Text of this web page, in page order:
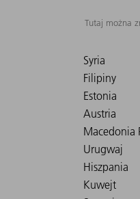
Tutaj można